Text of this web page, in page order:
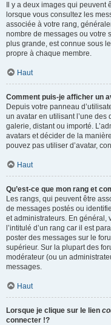
Il y a deux images qui
lorsque vous consultez les
associée à votre rang,
nombre de messages ou votre
plus grande, est connue sous
propre à chaque membre.
Haut
Comment puis-je afficher un
Depuis votre panneau
un avatar en utilisant l’une des
galerie, distant ou importé.
avatars et décider de la
pouvez pas utiliser d’avatar,
Haut
Qu’est-ce que mon rang et
Les rangs, qui peuvent être
de messages postés ou
et administrateurs. En général,
l’intitulé d’un rang car il est
poster des messages sur le
supérieur. Sur la plupart des
modérateur (ou un
messages.
Haut
Lorsque je clique sur le lien
connecter !?